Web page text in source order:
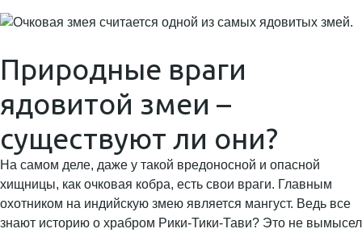
Природные враги
ядовитой змеи –
существуют ли они?
На самом деле, даже у такой вредоносной и опасной
хищницы, как очковая кобра, есть свои враги. Главным
охотником на индийскую змею является мангуст. Ведь все
знают историю о храбром Рики-Тики-Тави? Это не вымысел